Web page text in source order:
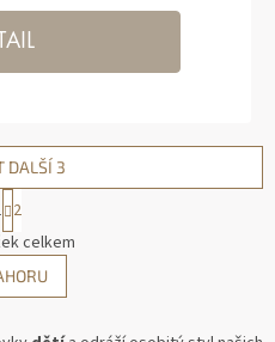
O
V
L
Á
DALŠÍ 3
S
Á
2
celkem